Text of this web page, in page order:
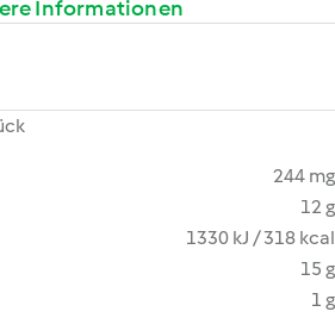
Informationen
244 mg
12 g
1330 kJ / 318 kcal
15 g
1 g